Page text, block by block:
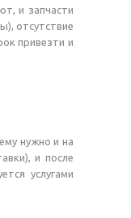
и запчасти
отсутствие
привезти и
нужно и на
и после
услугами